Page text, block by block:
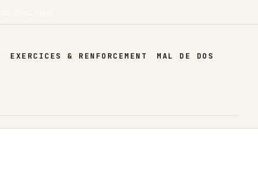
EXERCICES & RENFORCEMENT MAL DE DOS